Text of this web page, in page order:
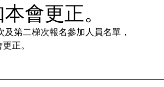
會更正。
第二梯次報名參加人員名單，
正。